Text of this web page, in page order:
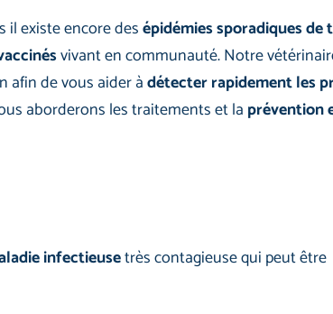
il existe encore desépidémies sporadiques de
vivant en communauté. Notre
afin de vous aider àdétecter rapidement les
aborderons les traitements et la prévention
infectieusetrès contagieuse qui peut être